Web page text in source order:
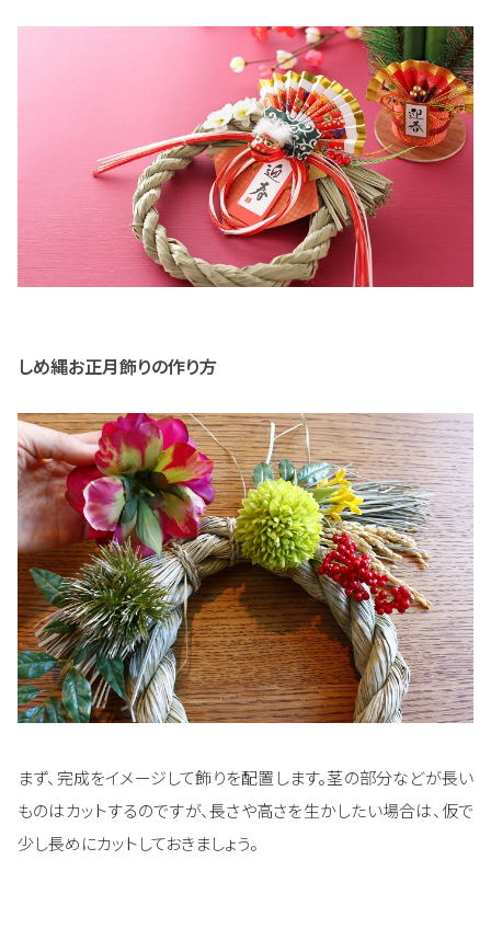
しめ縄お正月飾りの作り方
まず、完成をイメージして飾りを配置します。茎の部分などが長い
ものはカットするのですが、長さや高さを生かしたい場合は、仮で
少し長めにカットしておきましょう。